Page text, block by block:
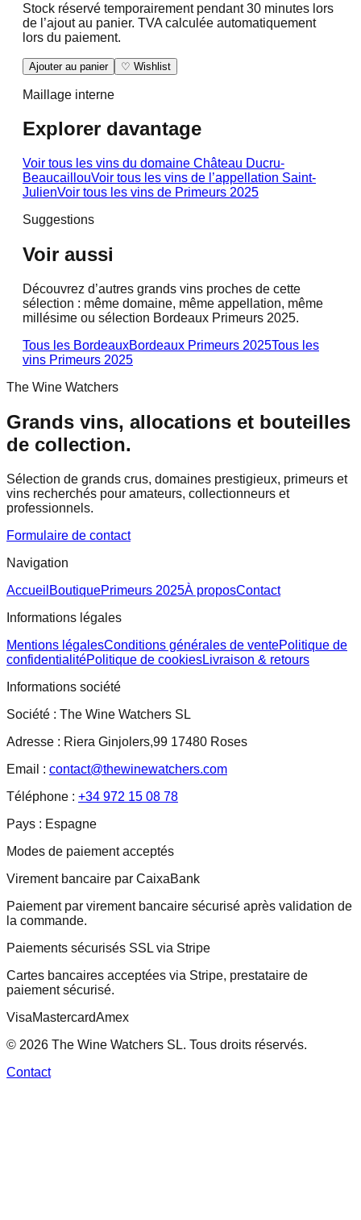
Stock réservé temporairement pendant 30 minutes lors
de l’ajout au panier. TVA calculée automatiquement
lors du paiement.
Ajouter au panier ♡ Wishlist
Maillage interne
Explorer davantage
Voir tous les vins du domaine Château Ducru-
BeaucaillouVoir tous les vins de l’appellation Saint-
JulienVoir tous les vins de Primeurs 2025
Suggestions
Voir aussi
Découvrez d’autres grands vins proches de cette
sélection : même domaine, même appellation, même
millésime ou sélection Bordeaux Primeurs 2025.
Tous les BordeauxBordeaux Primeurs 2025Tous les
vins Primeurs 2025
The Wine Watchers
Grands vins, allocations et bouteilles
de collection.
Sélection de grands crus, domaines prestigieux, primeurs et
vins recherchés pour amateurs, collectionneurs et
professionnels.
Formulaire de contact
Navigation
Accueil BoutiquePrimeurs 2025À proposContact
Informations légales
Mentions légalesConditions générales de ventePolitique de
confidentialitéPolitique de cookiesLivraison & retours
Informations société
Société : The Wine Watchers SL
Adresse : Riera Ginjolers,99 17480 Roses
Email : contact@thewinewatchers.com
Téléphone : +34 972 15 08 78
Pays : Espagne
Modes de paiement acceptés
Virement bancaire par CaixaBank
Paiement par virement bancaire sécurisé après validation de
la commande.
Paiements sécurisés SSL via Stripe
Cartes bancaires acceptées via Stripe, prestataire de
paiement sécurisé.
VisaMastercardAmex
© 2026 The Wine Watchers SL. Tous droits réservés.
Contact